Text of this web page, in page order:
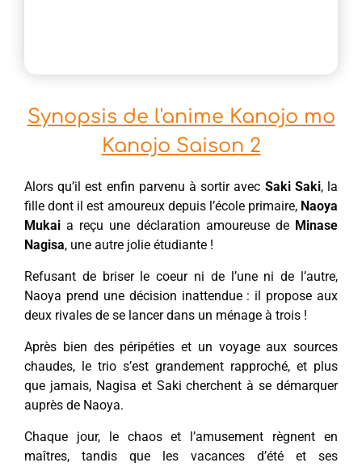
Synopsis de l'anime Kanojo mo
Kanojo Saison 2
Alors qu’il est enfin parvenu à sortir avec Saki Saki, la
fille dont il est amoureux depuis l’école primaire, Naoya
Mukai a reçu une déclaration amoureuse de Minase
Nagisa, une autre jolie étudiante !
Refusant de briser le coeur ni de l’une ni de l’autre,
Naoya prend une décision inattendue : il propose aux
deux rivales de se lancer dans un ménage à trois !
Après bien des péripéties et un voyage aux sources
chaudes, le trio s’est grandement rapproché, et plus
que jamais, Nagisa et Saki cherchent à se démarquer
auprès de Naoya.
Chaque jour, le chaos et l’amusement règnent en
maîtres, tandis que les vacances d’été et ses